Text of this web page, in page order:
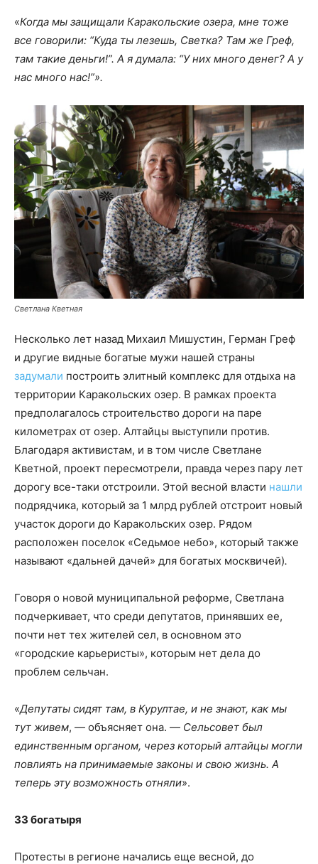
«Когда мы защищали Каракольские озера, мне тоже
все говорили: “Куда ты лезешь, Светка? Там же Греф,
там такие деньги!”. А я думала: “У них много денег? А у
нас много нас!”».
Светлана Кветная
Несколько лет назад Михаил Мишустин, Герман Греф
и другие видные богатые мужи нашей страны
задумали построить элитный комплекс для отдыха на
территории Каракольских озер. В рамках проекта
предполагалось строительство дороги на паре
километрах от озер. Алтайцы выступили против.
Благодаря активистам, и в том числе Светлане
Кветной, проект пересмотрели, правда через пару лет
дорогу все-таки отстроили. Этой весной власти нашли
подрядчика, который за 1 млрд рублей отстроит новый
участок дороги до Каракольских озер. Рядом
расположен поселок «Седьмое небо», который также
называют «дальней дачей» для богатых москвичей).
Говоря о новой муниципальной реформе, Светлана
подчеркивает, что среди депутатов, принявших ее,
почти нет тех жителей сел, в основном это
«городские карьеристы», которым нет дела до
проблем сельчан.
«Депутаты сидят там, в Курултае, и не знают, как мы
тут живем, — объясняет она. — Сельсовет был
единственным органом, через который алтайцы могли
повлиять на принимаемые законы и свою жизнь. А
теперь эту возможность отняли».
33 богатыря
Протесты в регионе начались еще весной, до